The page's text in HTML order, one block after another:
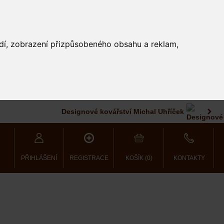
zobrazení přizpůsobeného obsahu a reklam,
Designové kovářství Michal Uhříček
PŘIHLÁŠENÍ REGISTRACE KOŠÍK (0) KONTAKTY